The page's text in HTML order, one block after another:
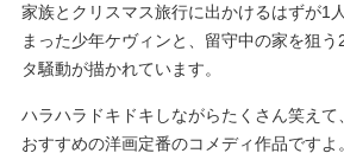
家族とクリスマス旅行に出かけるはずが1
まった少年ケヴィンと、留守中の家を狙
タ騒動が描かれています。
ハラハラドキドキしながらたくさん笑えて
おすすめの洋画定番のコメディ作品ですよ。